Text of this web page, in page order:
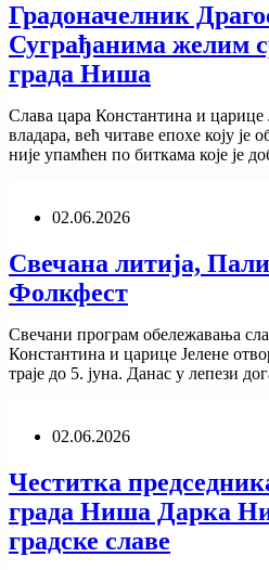
Градоначелник
Суграђанима желим
града Ниша
Слава цара Константина и царице
владара, већ читаве епохе коју је
није упамћен по биткама које је
02.06.2026
Свечана литија,
Фолкфест
Свечани програм обележавања
Константина и царице Јелене
траје до 5. јуна. Данас у лепези
02.06.2026
Честитка
града Ниша Дарка
градске славе